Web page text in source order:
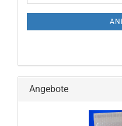
Mail
Angebote